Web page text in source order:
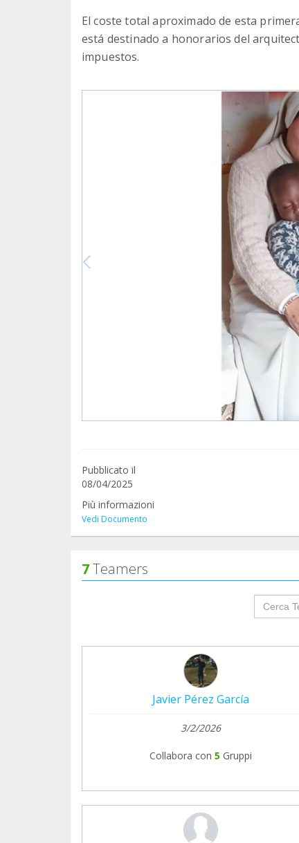
El coste total aproximado de esta
está destinado a honorarios del
impuestos.
Pubblicato il
08/04/2025
Più informazioni
Vedi Documento
7Teamers
Javier Pérez García
3/2/2026
Collabora con 5 Gruppi